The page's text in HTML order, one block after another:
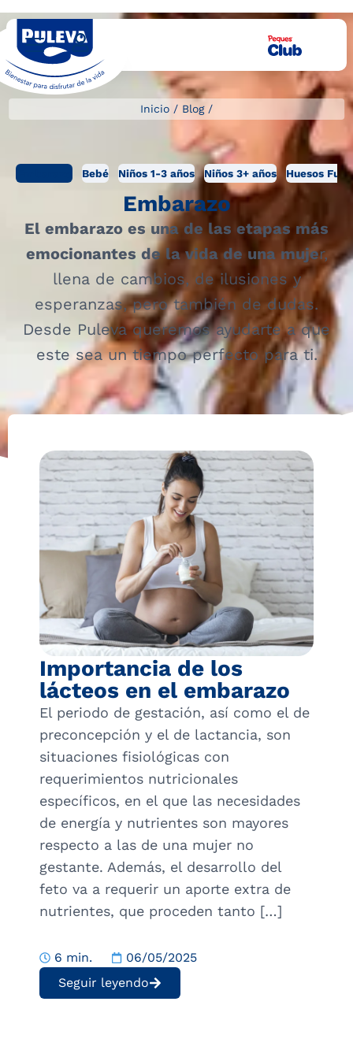
Inicio / Blog/
Bebé Niños 1-3 años Niños 3+ años Huesos
Embarazo
El embarazo es una de las etapas más
emocionantes de la vida de una mujer,
llena de cambios, de ilusiones y
esperanzas, pero también de dudas.
Desde Puleva queremos ayudarte a que
este sea un tiempo perfecto para ti.
Importancia de los
lácteos en el embarazo
El periodo de gestación, así como el de
preconcepción y el de lactancia, son
situaciones fisiológicas con
requerimientos nutricionales
específicos, en el que las necesidades
de energía y nutrientes son mayores
respecto a las de una mujer no
gestante. Además, el desarrollo del
feto va a requerir un aporte extra de
nutrientes, que proceden tanto […]
6 min.
06/05/2025
Seguir leyendo